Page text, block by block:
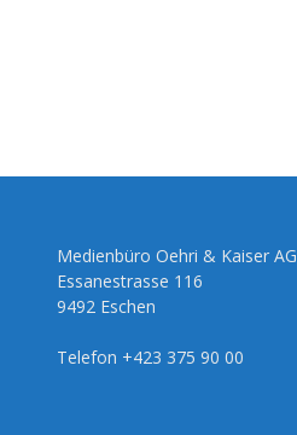
Medienbüro Oehri & Kaiser AG
Essanestrasse 116
9492 Eschen
Telefon +423 375 90 00